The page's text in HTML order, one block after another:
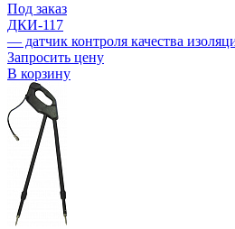
Под заказ
ДКИ-117
— датчик контроля качества
Запросить цену
В корзину